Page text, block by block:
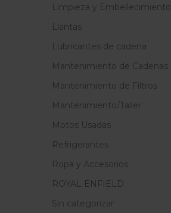
Limpieza y Embellecimiento
Llantas
Lubricantes de cadena
Mantenimiento de Cadenas
Mantenimiento de Filtros
Mantenimiento/Taller
Motos Usadas
Refrigerantes
Ropa y Accesorios
ROYAL ENFIELD
Sin categorizar